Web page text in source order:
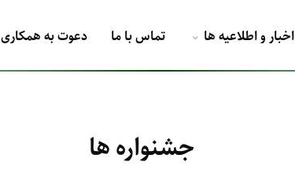
اخبار و اطلاعیه ها تماس با ما دعوت به همکاری
جشنواره ها